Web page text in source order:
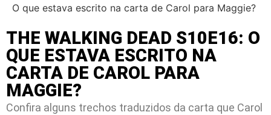
O que estava escrito na carta de Carol para Maggie?
THE WALKING DEAD S10E16: O
QUE ESTAVA ESCRITO NA
CARTA DE CAROL PARA
MAGGIE?
Confira alguns trechos traduzidos da carta que Carol